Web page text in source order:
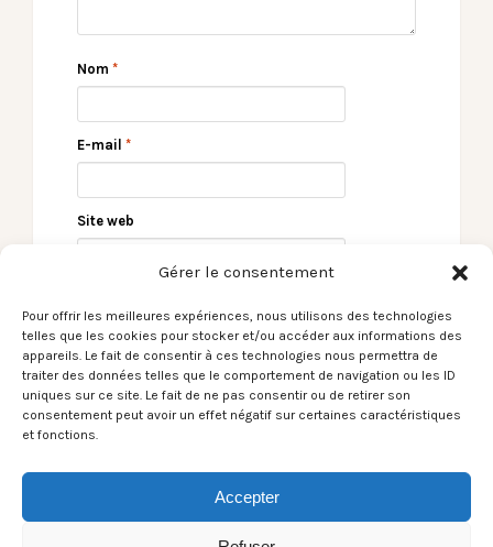
Gérer le consentement
Pour offrir les meilleures expériences, nous utilisons des technologies
telles que les cookies pour stocker et/ou accéder aux informations des
appareils. Le fait de consentir à ces technologies nous permettra de
traiter des données telles que le comportement de navigation ou les ID
uniques sur ce site. Le fait de ne pas consentir ou de retirer son
consentement peut avoir un effet négatif sur certaines caractéristiques
et fonctions.
Accepter
Nom *
E-mail *
Site web
Calva Louise /
← [La Reprise du
Jeudi] Le Black Album
de Metallica a 30 ans